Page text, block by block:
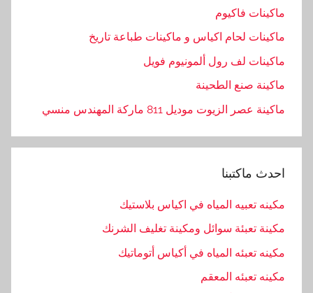
ع
ا
ل
ن
س
ا
ل
د
ماكينات فاكيوم
ماكينات لحام اكياس و ماكينات طباعة تاريخ
ماكينات لف رول ألمونيوم فويل
ماكينة صنع الطحينة
ماكينة عصر الزيوت موديل 811 ماركة المهندس منسي
احدث ماكتبنا
مكينه تعبيه المياه في اكياس بلاستيك
مكينة تعبئة سوائل ومكينة تغليف الشرنك
مكينه تعبئه المياه في أكياس أتوماتيك
مكينه تعبئه المعقم